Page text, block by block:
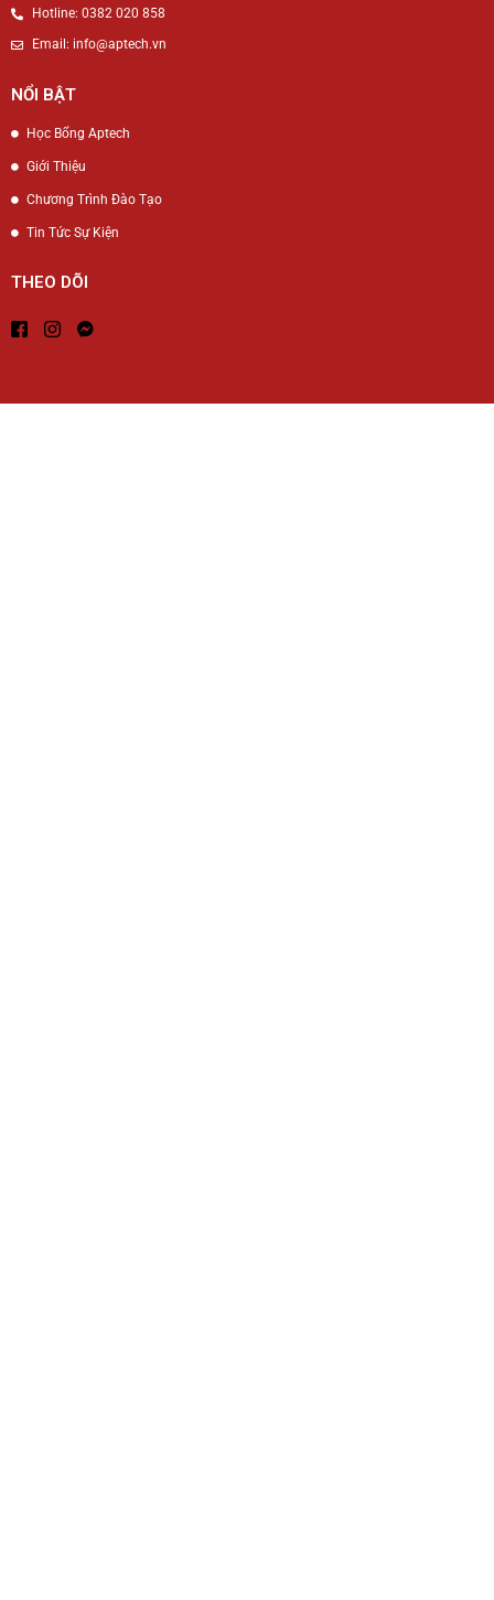
Hotline: 0382 020 858
Email: info@aptech.vn
NỔI BẬT
Học Bổng Aptech
Giới Thiệu
Chương Trình Đào Tạo
Tin Tức Sự Kiện
THEO DÕI